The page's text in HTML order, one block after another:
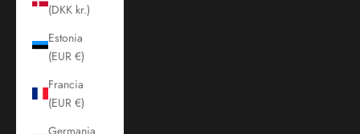
(DKK kr.)
Estonia
(EUR €)
Francia
(EUR €)
Germania